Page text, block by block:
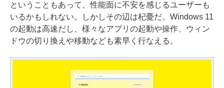
ということもあって、性能面に不安を感じるユーザーも
いるかもしれない。しかしその辺は杞憂だ。Windows 11
の起動は高速だし、様々なアプリの起動や操作、ウィン
ドウの切り換えや移動なども素早く行なえる。